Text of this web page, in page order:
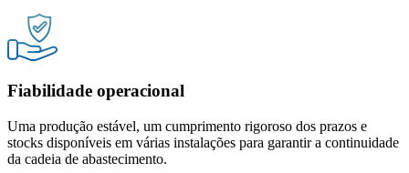
Fiabilidade operacional
Uma produção estável, um cumprimento rigoroso dos prazos e
stocks disponíveis em várias instalações para garantir a continuidade
da cadeia de abastecimento.